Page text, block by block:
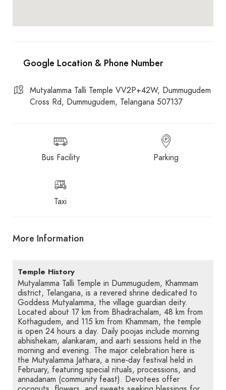
Mutyalamma Talli Temple VV2P+42W, Dummugudem
Cross Rd, Dummugudem, Telangana 507137
Bus Facility Parking
Taxi
More Information
Temple History
Mutyalamma Talli Temple in Dummugudem, Khammam
district, Telangana, is a revered shrine dedicated to
Goddess Mutyalamma, the village guardian deity.
Located about 17 km from Bhadrachalam, 48 km from
Kothagudem, and 115 km from Khammam, the temple
is open 24 hours a day. Daily poojas include morning
abhishekam, alankaram, and aarti sessions held in the
morning and evening. The major celebration here is
the Mutyalamma Jathara, a nine-day festival held in
February, featuring special rituals, processions, and
annadanam (community feast). Devotees offer